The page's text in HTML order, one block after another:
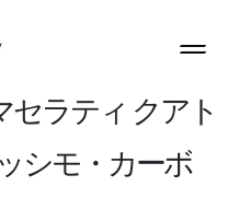
セラティ クアト
シモ・カーボ